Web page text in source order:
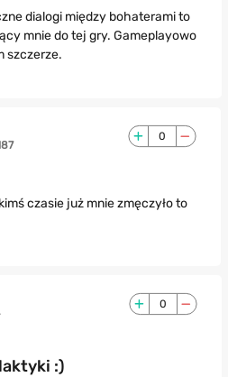
dialogi między bohaterami to
mnie do tej gry. Gameplayowo
szczerze.
0
czasie już mnie zmęczyło to
0
:)